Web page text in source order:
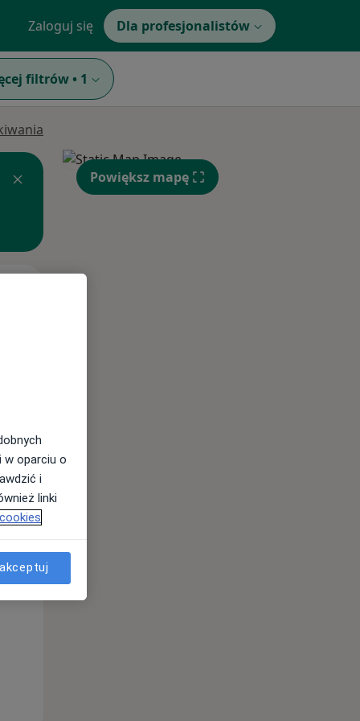
Zaloguj się Dla profesjonalistów
filtrów • 1
Wt,
Powiększ mapę
w oparciu o
i
linki